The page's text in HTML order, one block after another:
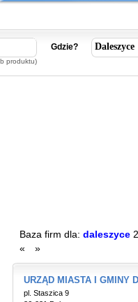
produktu)
Gdzie?
Baza firm dla: daleszyce 2
«
»
URZĄD MIASTA I GMINY
pl. Staszica 9